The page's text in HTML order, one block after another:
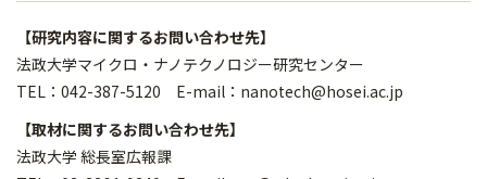
【研究内容に関するお問い合わせ先】
法政大学マイクロ・ナノテクノロジー研究センター
TEL：042-387-5120 E-mail：nanotech@hosei.ac.jp
【取材に関するお問い合わせ先】
法政大学 総長室広報課